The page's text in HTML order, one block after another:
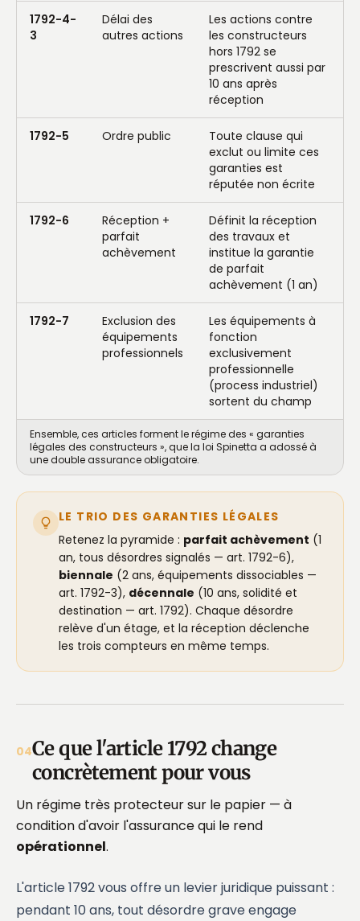
1792-4-
3
Délai des
autres actions
Les actions contre
les constructeurs
hors 1792 se
prescrivent aussi par
10 ans après
réception
1792-5 Ordre public
Toute clause qui
exclut ou limite ces
garanties est
réputée non écrite
1792-6
Réception +
parfait
achèvement
Définit la réception
des travaux et
institue la garantie
de parfait
achèvement (1 an)
1792-7
Exclusion des
équipements
professionnels
Les équipements à
fonction
exclusivement
professionnelle
(process industriel)
sortent du champ
Ensemble, ces articles forment le régime des « garanties
légales des constructeurs », que la loi Spinetta a adossé à
une double assurance obligatoire.
LE TRIO DES GARANTIES LÉGALES
Retenez la pyramide : parfait achèvement (1
an, tous désordres signalés — art. 1792-6),
biennale (2 ans, équipements dissociables —
art. 1792-3), décennale (10 ans, solidité et
destination — art. 1792). Chaque désordre
relève d'un étage, et la réception déclenche
les trois compteurs en même temps.
04Ce que l'article 1792 change
concrètement pour vous
Un régime très protecteur sur le papier — à
condition d'avoir l'assurance qui le rend
opérationnel.
L'article 1792 vous offre un levier juridique puissant :
pendant 10 ans, tout désordre grave engage